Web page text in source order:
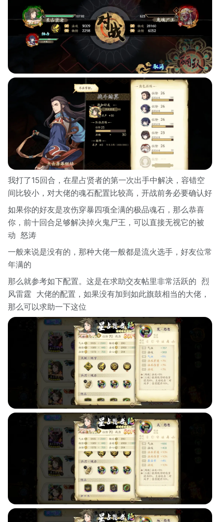
我打了15回合，在星占贤者的第一次出手中解决，容错空
间比较小，对大佬的魂石配置比较高，开战前务必要确认好
如果你的好友是攻伤穿暴四项全满的极品魂石，那么恭喜
你，前十回合足够解决掉火鬼尸王，可以直接无视它的被
动 怒涛
一般来说是没有的，那种大佬一般都是流火选手，好友位常
年满的
那么就参考如下配置。这是在求助交友帖里非常活跃的 烈
风雷霆 大佬的配置，如果没有加到如此旗鼓相当的大佬，
那么可以求助一下这位